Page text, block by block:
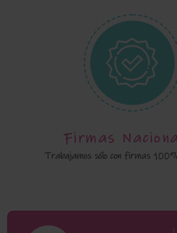
Firmas
Trabajamos sólo con firmas